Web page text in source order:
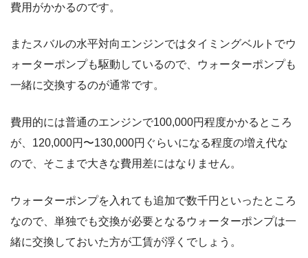
費用がかかるのです。
またスバルの水平対向エンジンではタイミングベルトでウ
ォーターポンプも駆動しているので、ウォーターポンプも
一緒に交換するのが通常です。
費用的には普通のエンジンで100,000円程度かかるところ
が、120,000円〜130,000円ぐらいになる程度の増え代な
ので、そこまで大きな費用差にはなりません。
ウォーターポンプを入れても追加で数千円といったところ
なので、単独でも交換が必要となるウォーターポンプは一
緒に交換しておいた方が工賃が浮くでしょう。